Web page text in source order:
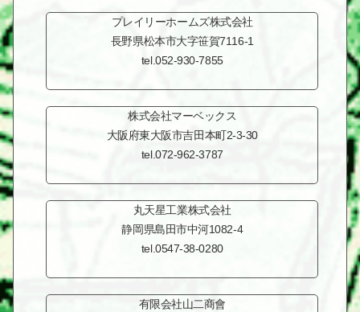
プレイリーホームズ株式会社
長野県松本市大字笹賀7116-1
tel.052-930-7855
株式会社マーベックス
大阪府東大阪市吉田本町2-3-30
tel.072-962-3787
丸天星工業株式会社
静岡県島田市中河1082-4
tel.0547-38-0280
有限会社山二商會